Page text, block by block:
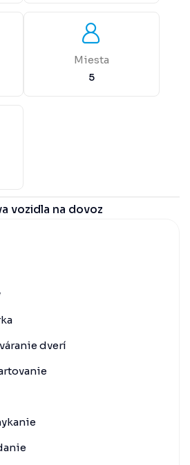
Miesta
5
vozidla na dovoz
dverí